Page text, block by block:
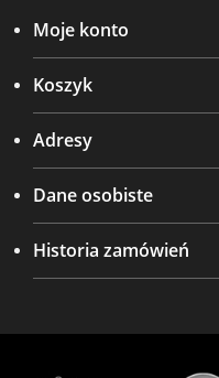
Moje konto
Koszyk
Adresy
Dane osobiste
Historia zamówień